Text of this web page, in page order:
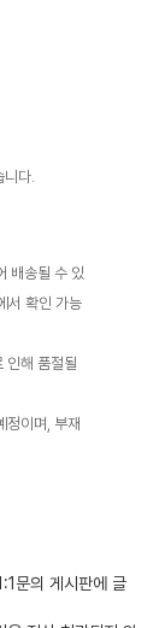
다.
배송될 수 있
서 확인 가능
인해 품절될
정이며, 부재
문의 게시판에 글